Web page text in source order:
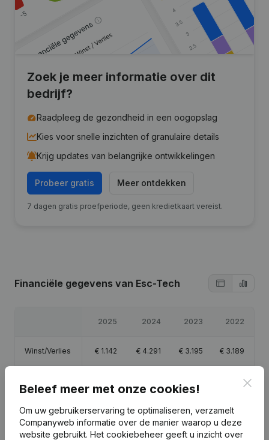
Zoek je meer informatie over dit
bedrijf?
Raadpleeg de gezondheid in een oogopslag
Kies voor snelle inzichten of granulaire details
Krijg updates van belangrijke ontwikkelingen
Probeer gratis Meer ontdekken
7 dagen gratis proefperiode, geen kredietkaart vereist.
Financiële gegevens van Esc-Tech
2025 2024 2023 2022
Winst/Verlies € 1.142 € 4.291 € 3.195 € 3.189
vermogen
€12.817 € 11.675 € 7.384 4.189
Brutomarge €17.212 € 19.762 € 18.281 €6.698
Beleef meer met onze cookies!
Om uw gebruikerservaring te optimaliseren, verzamelt
Companyweb informatie over de manier waarop u deze
website gebruikt. Het cookiebeheer geeft u inzicht over